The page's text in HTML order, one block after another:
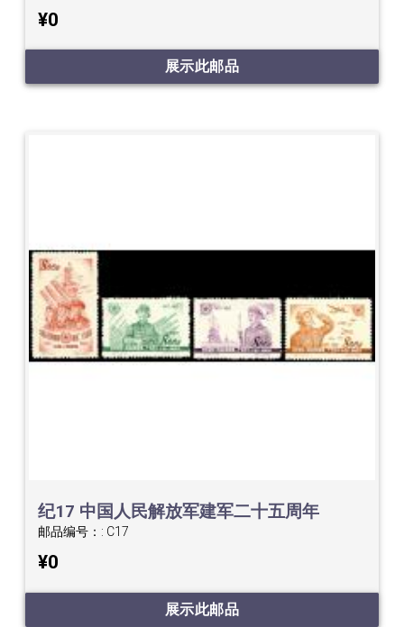
¥0
展示此邮品
纪17 中国人民解放军建军二十五周年
邮品编号：: C17
¥0
展示此邮品